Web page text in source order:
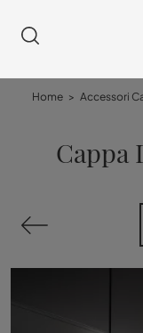
Home > Accessori
Cappa